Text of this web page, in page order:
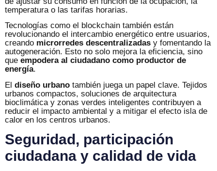
temperatura o las tarifas horarias.
Tecnologías como el blockchain también están
revolucionando el intercambio energético entre usuarios,
creando microrredes descentralizadas y fomentando la
autogeneración. Esto no solo mejora la eficiencia, sino
que empodera al ciudadano como productor de
energía.
El diseño urbano también juega un papel clave. Tejidos
urbanos compactos, soluciones de arquitectura
bioclimática y zonas verdes inteligentes contribuyen a
reducir el impacto ambiental y a mitigar el efecto isla de
calor en los centros urbanos.
Seguridad, participación
ciudadana y calidad de vida